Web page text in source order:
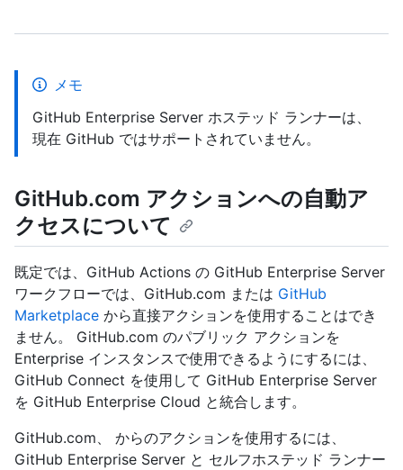
メモ
GitHub Enterprise Server ホステッド ランナーは、
現在 GitHub ではサポートされていません。
GitHub.com アクションへの自動ア
クセスについて
既定では、GitHub Actions の GitHub Enterprise Server
ワークフローでは、GitHub.com または GitHub
Marketplace から直接アクションを使用することはでき
ません。 GitHub.com のパブリック アクションを
Enterprise インスタンスで使用できるようにするには、
GitHub Connect を使用して GitHub Enterprise Server
を GitHub Enterprise Cloud と統合します。
GitHub.com、 からのアクションを使用するには、
GitHub Enterprise Server と セルフホステッド ランナー